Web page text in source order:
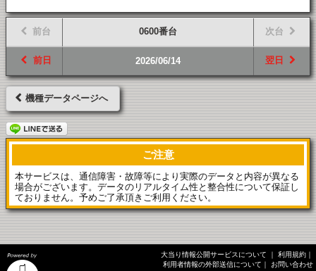
前台 0600番台 次台
前日 2026/06/14 翌日
機種データページへ
ご注意
本サービスは、通信障害・故障等により実際のデータと内容が異なる
場合がございます。データのリアルタイム性と整合性について保証し
ておりません。予めご了承頂きご利用ください。
大当り情報公開サービスについて ｜ 利用規約 ｜
利用者情報の外部送信について ｜ お問い合わせ